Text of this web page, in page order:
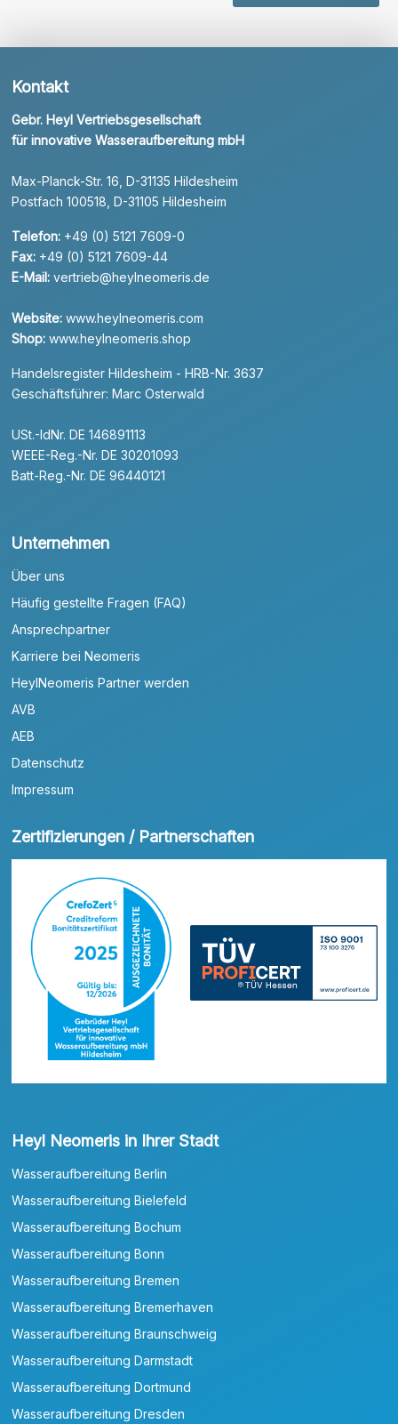
Kontakt
Gebr. Heyl Vertriebsgesellschaft
für innovative Wasseraufbereitung mbH
Max-Planck-Str. 16, D-31135 Hildesheim
Postfach 100518, D-31105 Hildesheim
Telefon: +49 (0) 5121 7609-0
Fax: +49 (0) 5121 7609-44
E-Mail: vertrieb@heylneomeris.de
Website: www.heylneomeris.com
Shop: www.heylneomeris.shop
Handelsregister Hildesheim - HRB-Nr. 3637
Geschäftsführer: Marc Osterwald
USt.-IdNr. DE 146891113
WEEE-Reg.-Nr. DE 30201093
Batt-Reg.-Nr. DE 96440121
Unternehmen
Über uns
Häufig gestellte Fragen (FAQ)
Ansprechpartner
Karriere bei Neomeris
HeylNeomeris Partner werden
AVB
AEB
Datenschutz
Impressum
Zertifizierungen / Partnerschaften
Heyl Neomeris in Ihrer Stadt
Wasseraufbereitung Berlin
Wasseraufbereitung Bielefeld
Wasseraufbereitung Bochum
Wasseraufbereitung Bonn
Wasseraufbereitung Bremen
Wasseraufbereitung Bremerhaven
Wasseraufbereitung Braunschweig
Wasseraufbereitung Darmstadt
Wasseraufbereitung Dortmund
Wasseraufbereitung Dresden